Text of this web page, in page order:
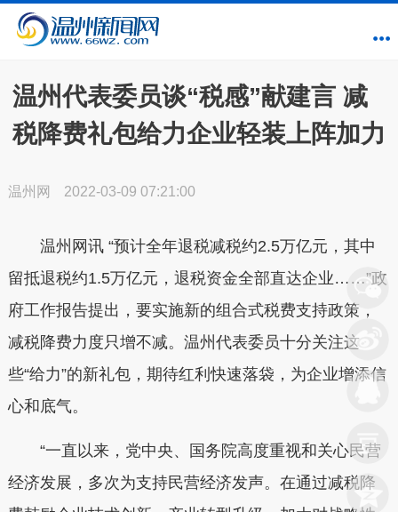
温州代表委员谈“税感”献建言 减
税降费礼包给力企业轻装上阵加力
温州网 2022-03-09 07:21:00
温州网讯 “预计全年退税减税约2.5万亿元，其中
留抵退税约1.5万亿元，退税资金全部直达企业……”政
府工作报告提出，要实施新的组合式税费支持政策，
减税降费力度只增不减。温州代表委员十分关注这
些“给力”的新礼包，期待红利快速落袋，为企业增添信
心和底气。
“一直以来，党中央、国务院高度重视和关心民营
经济发展，多次为支持民营经济发声。在通过减税降